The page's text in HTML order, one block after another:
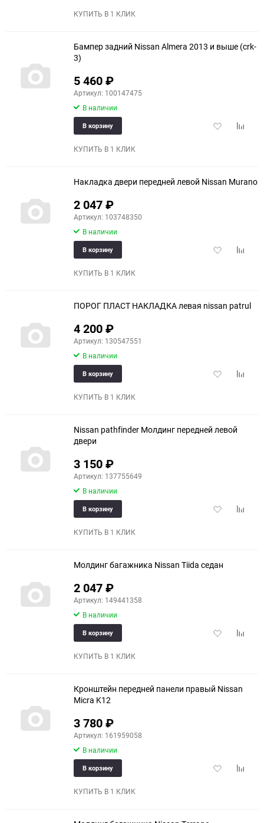
КУПИТЬ В 1 КЛИК
Бампер задний Nissan Almera 2013 и выше (crk-
3)
5 460₽
Артикул: 100147475
В наличии
Добавить
В корзину
КУПИТЬ В 1 КЛИК
Накладка двери передней левой Nissan Murano
2 047₽
Артикул: 103748350
В наличии
Добавить
В корзину
КУПИТЬ В 1 КЛИК
ПОРОГ ПЛАСТ НАКЛАДКА левая nissan patrul
4 200₽
Артикул: 130547551
В наличии
Добавить
В корзину
КУПИТЬ В 1 КЛИК
Nissan pathfinder Молдинг передней левой
двери
3 150₽
Артикул: 137755649
В наличии
Добавить
В корзину
КУПИТЬ В 1 КЛИК
Молдинг багажника Nissan Tiida седан
2 047₽
Артикул: 149441358
В наличии
Добавить
В корзину
КУПИТЬ В 1 КЛИК
Кронштейн передней панели правый Nissan
Micra K12
3 780₽
Артикул: 161959058
В наличии
Добавить
В корзину
КУПИТЬ В 1 КЛИК